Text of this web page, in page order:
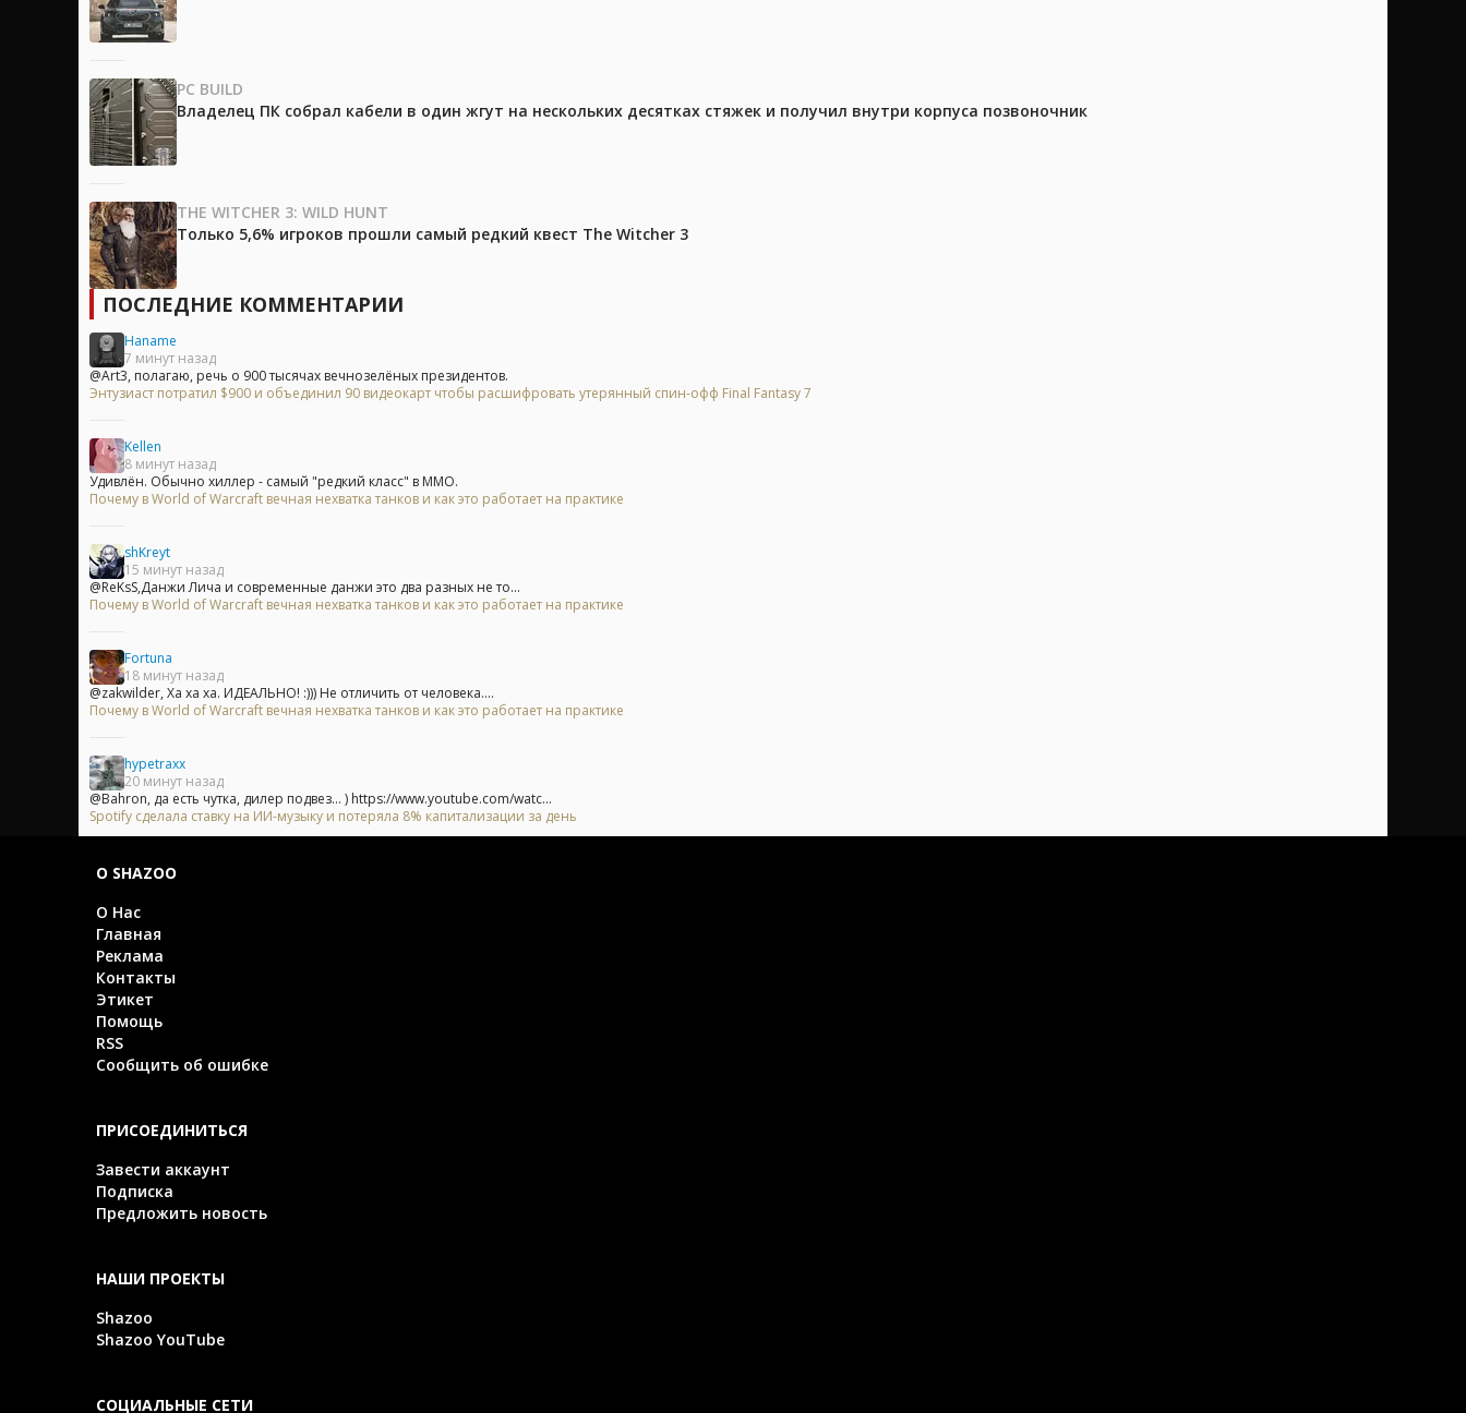
PC BUILD
Владелец ПК собрал кабели в один жгут на нескольких десятках стяжек и получил внутри корпуса позвоночник
THE WITCHER 3: WILD HUNT
Только 5,6% игроков прошли самый редкий квест The Witcher 3
ПОСЛЕДНИЕ КОММЕНТАРИИ
Haname
7 минут назад
@Art3, полагаю, речь о 900 тысячах вечнозелёных президентов.
Энтузиаст потратил $900 и объединил 90 видеокарт чтобы расшифровать утерянный спин-офф Final Fantasy 7
Kellen
8 минут назад
Удивлён. Обычно хиллер - самый "редкий класс" в ММО.
Почему в World of Warcraft вечная нехватка танков и как это работает на практике
shKreyt
15 минут назад
@ReKsS,Данжи Лича и современные данжи это два разных не то...
Почему в World of Warcraft вечная нехватка танков и как это работает на практике
Fortuna
18 минут назад
@zakwilder, Ха ха ха. ИДЕАЛЬНО! :))) Не отличить от человека....
Почему в World of Warcraft вечная нехватка танков и как это работает на практике
hypetraxx
20 минут назад
@Bahron, да есть чутка, дилер подвез... ) https://www.youtube.com/watc...
Spotify сделала ставку на ИИ-музыку и потеряла 8% капитализации за день
О SHAZOO
О Нас
Главная
Реклама
Контакты
Этикет
Помощь
RSS
Сообщить об ошибке
ПРИСОЕДИНИТЬСЯ
Завести аккаунт
Подписка
Предложить новость
НАШИ ПРОЕКТЫ
Shazoo
Shazoo YouTube
СОЦИАЛЬНЫЕ СЕТИ